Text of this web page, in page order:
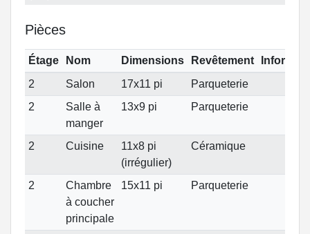
Pièces
Étage Nom Dimensions Revêtement
2
Salon 17x11 pi
Parqueterie
2
Salle à
manger
13x9 pi Parqueterie
2 Cuisine
11x8 pi
(irrégulier)
Céramique
2
Chambre
à coucher
principale
15x11 pi Parqueterie